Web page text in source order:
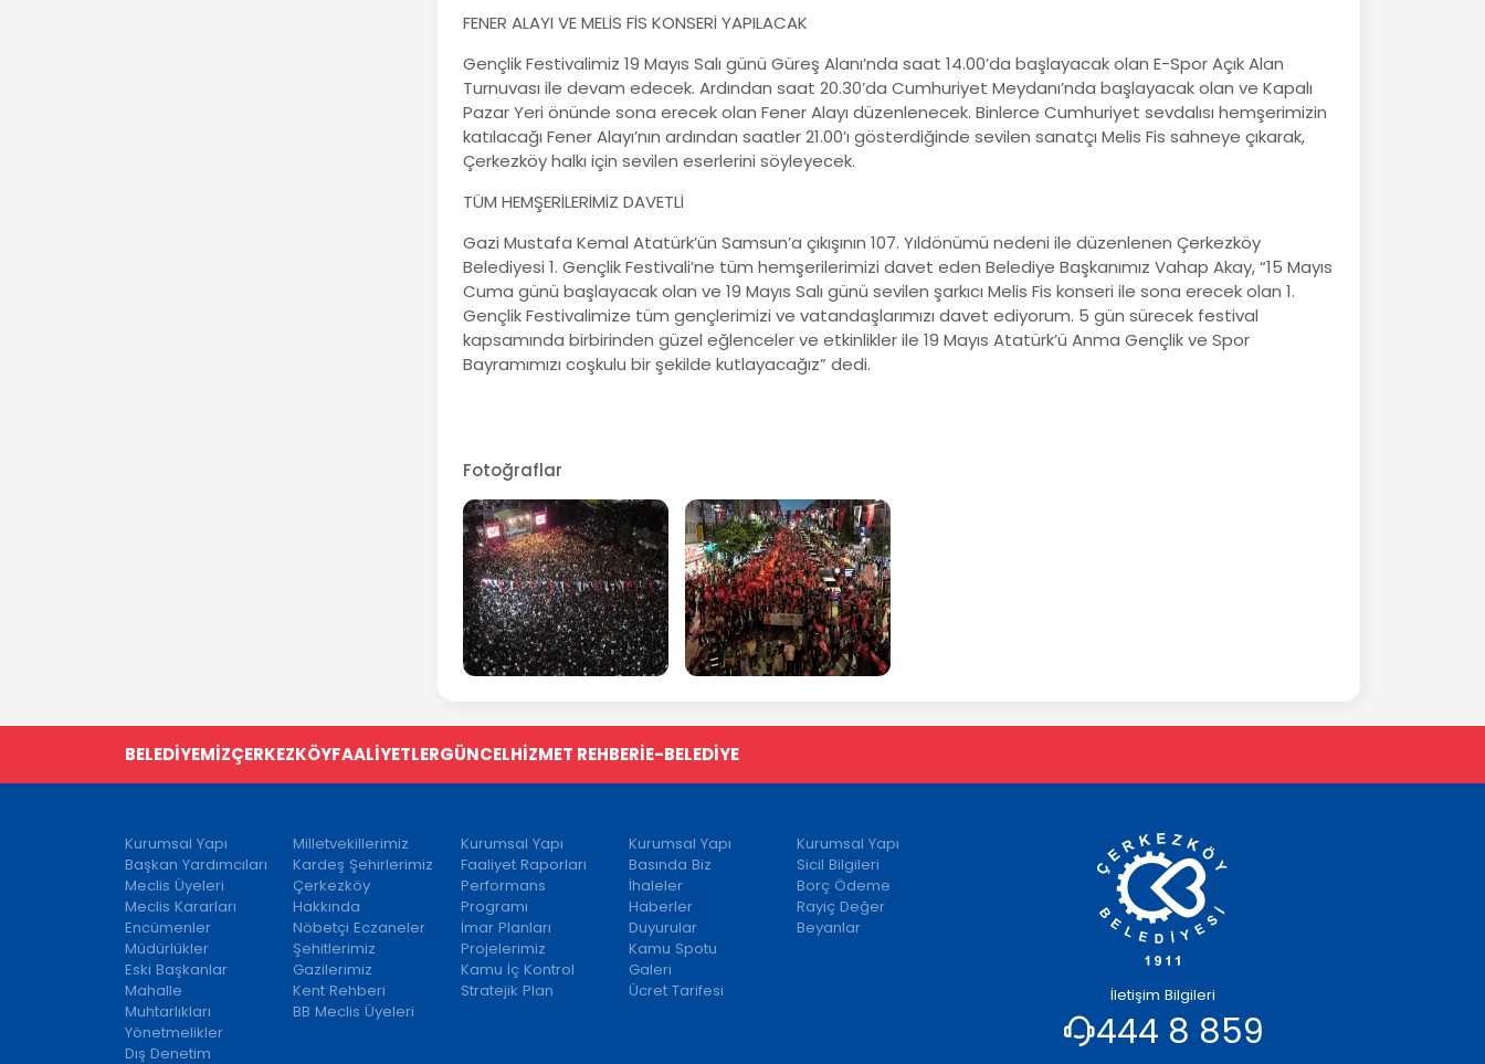
FENER ALAYI VE MELİS FİS KONSERİ YAPILACAK
Gençlik Festivalimiz 19 Mayıs Salı günü Güreş Alanı’nda saat 14.00’da başlayacak olan E-Spor Açık Alan
Turnuvası ile devam edecek. Ardından saat 20.30’da Cumhuriyet Meydanı’nda başlayacak olan ve Kapalı
Pazar Yeri önünde sona erecek olan Fener Alayı düzenlenecek. Binlerce Cumhuriyet sevdalısı hemşerimizin
katılacağı Fener Alayı’nın ardından saatler 21.00’ı gösterdiğinde sevilen sanatçı Melis Fis sahneye çıkarak,
Çerkezköy halkı için sevilen eserlerini söyleyecek.
TÜM HEMŞERİLERİMİZ DAVETLİ
Gazi Mustafa Kemal Atatürk’ün Samsun’a çıkışının 107. Yıldönümü nedeni ile düzenlenen Çerkezköy
Belediyesi 1. Gençlik Festivali’ne tüm hemşerilerimizi davet eden Belediye Başkanımız Vahap Akay, “15 Mayıs
Cuma günü başlayacak olan ve 19 Mayıs Salı günü sevilen şarkıcı Melis Fis konseri ile sona erecek olan 1.
Gençlik Festivalimize tüm gençlerimizi ve vatandaşlarımızı davet ediyorum. 5 gün sürecek festival
kapsamında birbirinden güzel eğlenceler ve etkinlikler ile 19 Mayıs Atatürk’ü Anma Gençlik ve Spor
Bayramımızı coşkulu bir şekilde kutlayacağız” dedi.
Fotoğraflar
BELEDİYEMİZÇERKEZKÖYFAALİYETLERGÜNCELHİZMET REHBERİE-BELEDİYE
Kurumsal Yapı
Başkan Yardımcıları
Meclis Üyeleri
Meclis Kararları
Encümenler
Müdürlükler
Eski Başkanlar
Mahalle
Muhtarlıkları
Yönetmelikler
Dış Denetim
Milletvekillerimiz
Kardeş Şehirlerimiz
Çerkezköy
Hakkında
Nöbetçi Eczaneler
Şehitlerimiz
Gazilerimiz
Kent Rehberi
BB Meclis Üyeleri
Kurumsal Yapı
Faaliyet Raporları
Performans
Programı
İmar Planları
Projelerimiz
Kamu İç Kontrol
Stratejik Plan
Kurumsal Yapı
Basında Biz
İhaleler
Haberler
Duyurular
Kamu Spotu
Galeri
Ücret Tarifesi
Kurumsal Yapı
Sicil Bilgileri
Borç Ödeme
Rayiç Değer
Beyanlar
İletişim Bilgileri
444 8 859